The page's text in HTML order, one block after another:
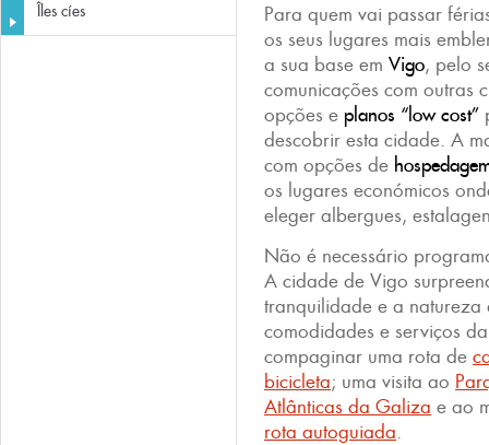
Îles cíes
Para quem vai passar
os seus lugares mais
a sua base em Vigo, pelo
comunicações com outras
opções e planos “low cost”
descobrir esta cidade. A
com opções de
os lugares económicos
eleger albergues,
Não é necessário
A cidade de Vigo
tranquilidade e a natureza
comodidades e serviços
compaginar uma rota de
bicicleta; uma visita ao
Atlânticas da Galiza e ao
rota autoguiada.